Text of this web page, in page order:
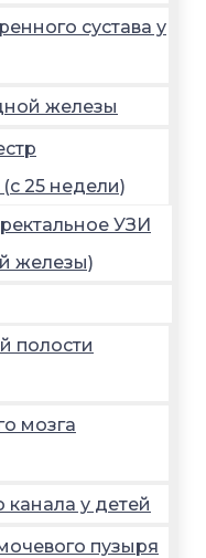
сустава у
железы
25 недели)
УЗИ
железы)
полости
мозга
канала у детей
пузыря